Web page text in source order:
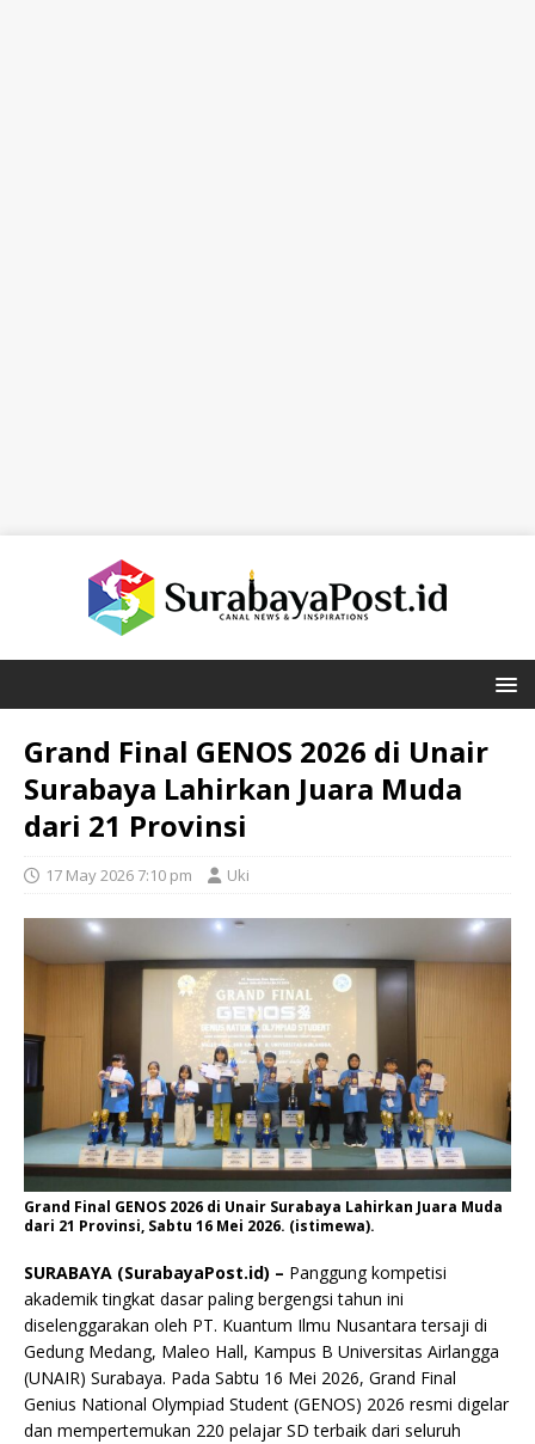
Grand Final GENOS 2026 di Unair
Surabaya Lahirkan Juara Muda
dari 21 Provinsi
17 May 2026 7:10 pm Uki
Grand Final GENOS 2026 di Unair Surabaya Lahirkan Juara Muda
dari 21 Provinsi, Sabtu 16 Mei 2026. (istimewa).
SURABAYA (SurabayaPost.id) – Panggung kompetisi
akademik tingkat dasar paling bergengsi tahun ini
diselenggarakan oleh PT. Kuantum Ilmu Nusantara tersaji di
Gedung Medang, Maleo Hall, Kampus B Universitas Airlangga
(UNAIR) Surabaya. Pada Sabtu 16 Mei 2026, Grand Final
Genius National Olympiad Student (GENOS) 2026 resmi digelar
dan mempertemukan 220 pelajar SD terbaik dari seluruh